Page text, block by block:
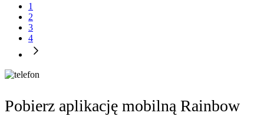
1
2
3
4
Pobierz aplikację mobilną Rainbow